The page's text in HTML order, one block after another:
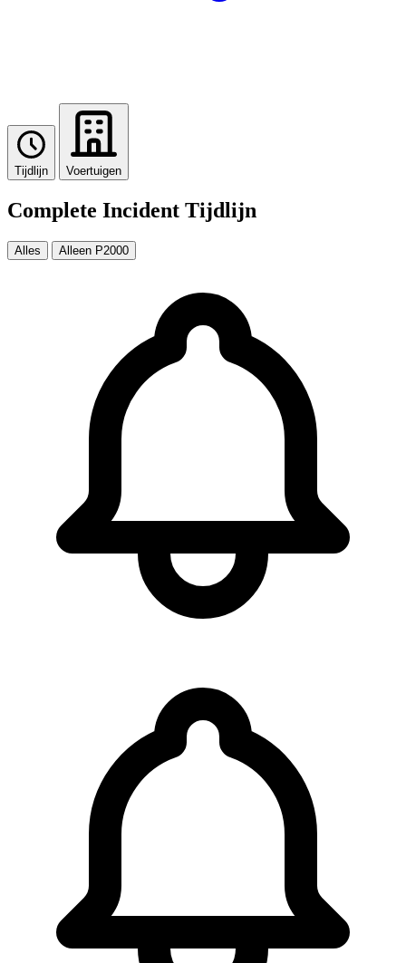
Tijdlijn Voertuigen
Complete Incident Tijdlijn
Alles Alleen P2000